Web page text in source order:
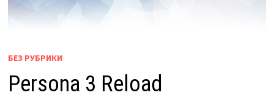
БЕЗ РУБРИКИ
Persona 3 Reload